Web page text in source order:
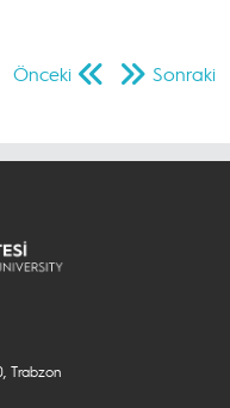
Önceki Sonraki
Trabzon